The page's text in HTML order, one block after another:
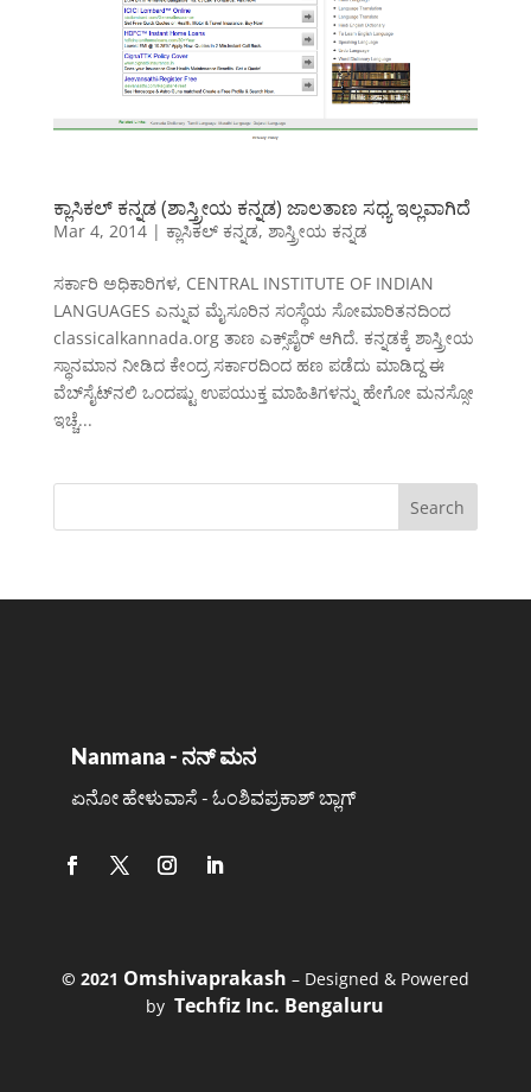
ಕ್ಲಾಸಿಕಲ್ ಕನ್ನಡ (ಶಾಸ್ತ್ರೀಯ ಕನ್ನಡ) ಜಾಲತಾಣ ಸಧ್ಯ ಇಲ್ಲವಾಗಿದೆ
Mar 4, 2014| ಕ್ಲಾಸಿಕಲ್ ಕನ್ನಡ, ಶಾಸ್ತ್ರೀಯ ಕನ್ನಡ
ಸರ್ಕಾರಿ ಅಧಿಕಾರಿಗಳ, CENTRAL INSTITUTE OF INDIAN
LANGUAGES ಎನ್ನುವ ಮೈಸೂರಿನ ಸಂಸ್ಥೆಯ ಸೋಮಾರಿತನದಿಂದ
classicalkannada.org ತಾಣ ಎಕ್ಸ್‌ಪೈರ್ ಆಗಿದೆ. ಕನ್ನಡಕ್ಕೆ ಶಾಸ್ತ್ರೀಯ
ಸ್ಥಾನಮಾನ ನೀಡಿದ ಕೇಂದ್ರ ಸರ್ಕಾರದಿಂದ ಹಣ ಪಡೆದು ಮಾಡಿದ್ದ ಈ
ವೆಬ್‌ಸೈಟ್‌ನಲಿ ಒಂದಷ್ಟು ಉಪಯುಕ್ತ ಮಾಹಿತಿಗಳನ್ನು ಹೇಗೋ ಮನಸ್ಸೋ
ಇಚ್ಚೆ...
Nanmana - ನನ್ ಮನ
ಏನೋ ಹೇಳುವಾಸೆ - ಓಂಶಿವಪ್ರಕಾಶ್ ಬ್ಲಾಗ್
©️ 2021 Omshivaprakash – Designed & Powered
byTechfiz Inc. Bengaluru